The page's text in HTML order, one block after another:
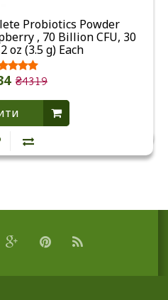
Probiotics Powder
, 70 Billion CFU, 30
oz (3.5 g) Each
₴4319